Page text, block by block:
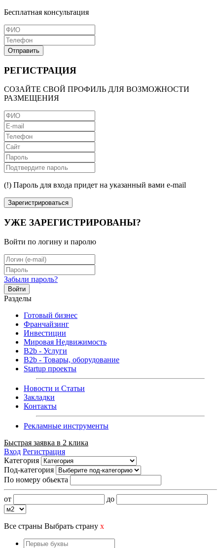
Бесплатная консультация
Отправить
РЕГИСТРАЦИЯ
СОЗАЙТЕ СВОЙ ПРОФИЛЬ ДЛЯ ВОЗМОЖНОСТИ
РАЗМЕЩЕНИЯ
(!) Пароль для входа придет на указанный вами e-mail
Зарегистрироваться
УЖЕ ЗАРЕГИСТРИРОВАНЫ?
Войти по логину и паролю
Забыли пароль?
Войти
Разделы
Готовый бизнес
Франчайзинг
Инвестиции
Мировая Недвижимость
B2b - Услуги
B2b - Товары, оборудование
Startup проекты
Новости и Статьи
Закладки
Контакты
Рекламные инструменты
Быстрая заявка в 2 клика
Вход Регистрация
Категория
Под-категория
По номеру обьекта
от до
Все страны Выбрать страну x